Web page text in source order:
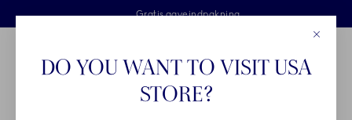
Skip Navigation
Fri levering ved køb over 500 kr. og fri retur
Gratis gaveindpakning
2 års brudgaranti
Royal Copenhagen
DO YOU WANT TO VISIT USA
STORE?